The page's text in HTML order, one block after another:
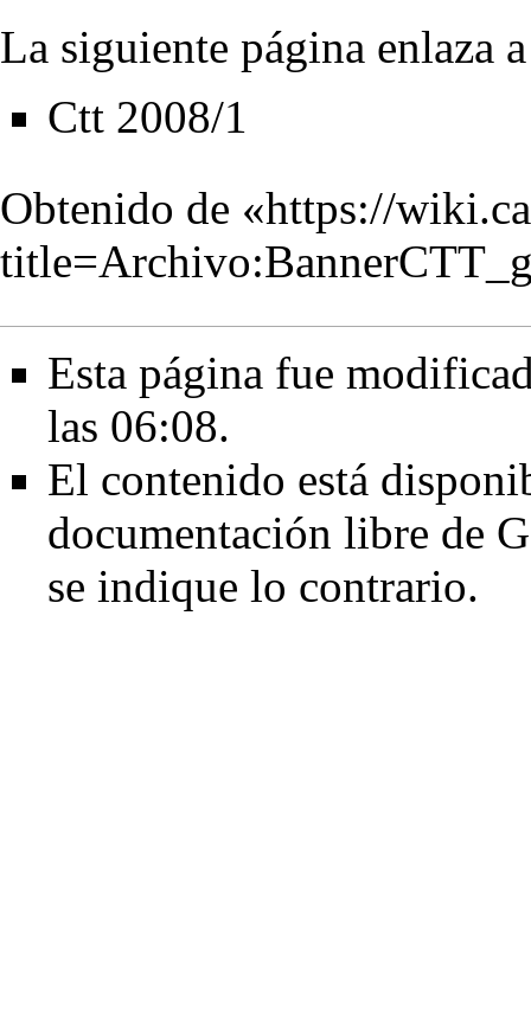
La siguiente página enlaza
Ctt 2008/1
Obtenido de «https://
Esta página fue
las 06:08.
El contenido está
documentación libre de
se indique lo contrario.